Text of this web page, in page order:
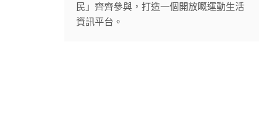
民」齊齊參與，打造一個開放嘅運動生活
資訊平台。